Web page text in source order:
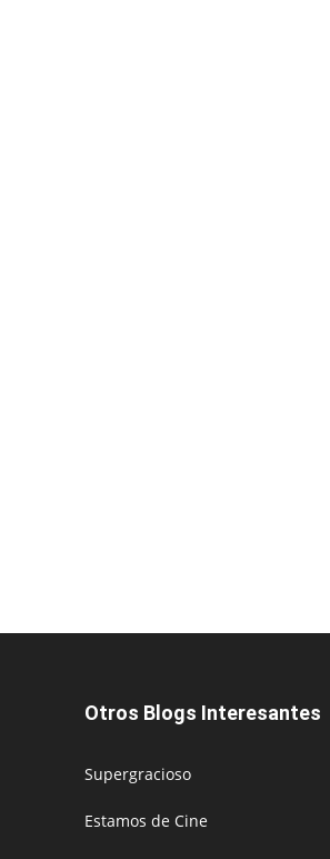
Otros Blogs Interesantes
Supergracioso
Estamos de Cine